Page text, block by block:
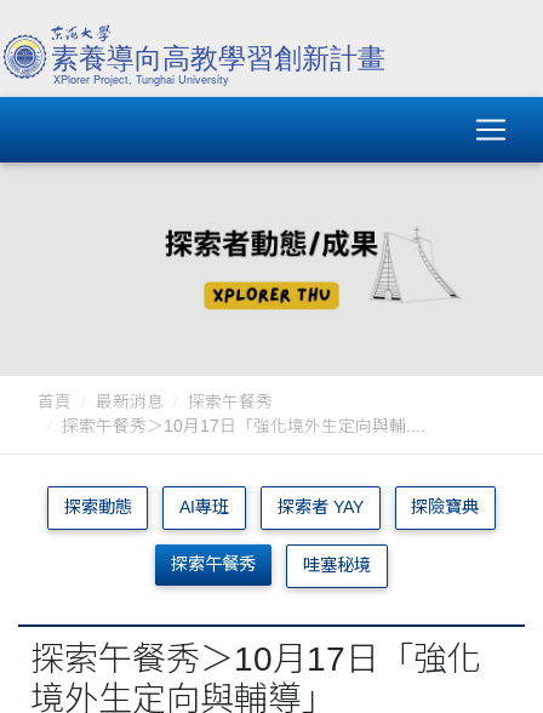
首頁 最新消息
探索午餐秀
探索午餐秀＞10月17日「強化境外生定向與輔....
探索動態 AI專班 探索者 YAY 探險寶典
探索午餐秀 哇塞秘境
探索午餐秀＞10月17日「強化
境外生定向與輔導」